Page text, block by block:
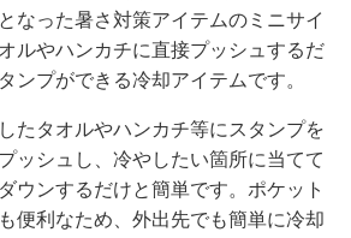
なった暑さ対策アイテムのミニサイ
ルやハンカチに直接プッシュするだ
ンプができる冷却アイテムです。
たタオルやハンカチ等にスタンプを
ッシュし、冷やしたい箇所に当てて
ウンするだけと簡単です。ポケット
便利なため、外出先でも簡単に冷却